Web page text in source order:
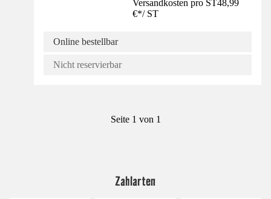
Versandkosten pro ST48,99
€*/ ST
Online bestellbar
Nicht reservierbar
Seite 1 von 1
Zahlarten